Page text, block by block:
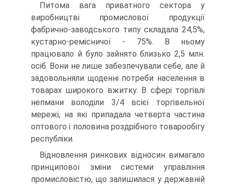
Питома вага приватного сектора у
виробництві промислової продукції
фабрично-заводського типу складала 24,5%,
кустарно-ремісничої - 75%. В ньому
працювало й було зайнято близько 2,5 млн.
осіб. Вони не лише забезпечували себе, але й
задовольняли щоденні потреби населення в
товарах широкого вжитку. В сфері торгівлі
непмани володіли 3/4 всієї торгівельної
мережі, на які припадала четверта частина
оптового і половина роздрібного товарообігу
республіки.
Відновлення ринкових відносин вимагало
принципової зміни системи управління
промисловістю, що залишилася у державній